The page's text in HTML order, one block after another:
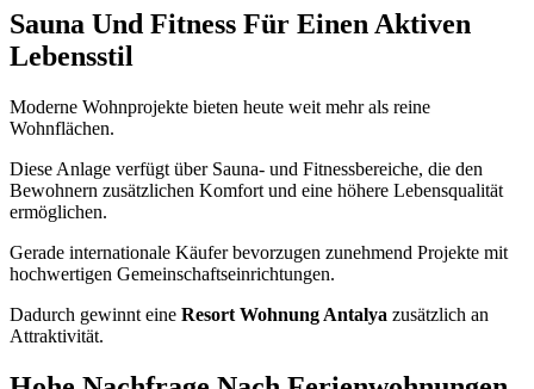
Sauna Und Fitness Für Einen Aktiven
Lebensstil
Moderne Wohnprojekte bieten heute weit mehr als reine
Wohnflächen.
Diese Anlage verfügt über Sauna- und Fitnessbereiche, die den
Bewohnern zusätzlichen Komfort und eine höhere Lebensqualität
ermöglichen.
Gerade internationale Käufer bevorzugen zunehmend Projekte mit
hochwertigen Gemeinschaftseinrichtungen.
Dadurch gewinnt eine Resort Wohnung Antalya zusätzlich an
Attraktivität.